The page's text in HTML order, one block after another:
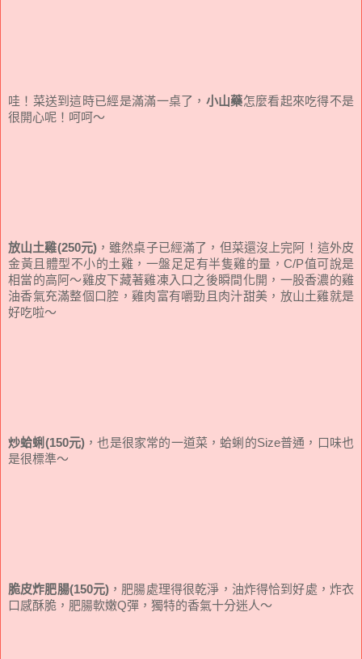
哇！菜送到這時已經是滿滿一桌了， 小山藥怎麼看起來吃得不是
很開心呢！呵呵～
放山土雞(250元)，雖然桌子已經滿了，但菜還沒上完阿！這外皮
金黃且體型不小的土雞，一盤足足有半隻雞的量，C/P值可說是
相當的高阿～雞皮下藏著雞凍入口之後瞬間化開，一股香濃的雞
油香氣充滿整個口腔，雞肉富有嚼勁且肉汁甜美，放山土雞就是
好吃啦～
炒蛤蜊(150元)，也是很家常的一道菜，蛤蜊的Size普通，口味也
是很標準～
脆皮炸肥腸(150元) ，肥腸處理得很乾淨，油炸得恰到好處，炸衣
口感酥脆，肥腸軟嫩Q彈，獨特的香氣十分迷人～